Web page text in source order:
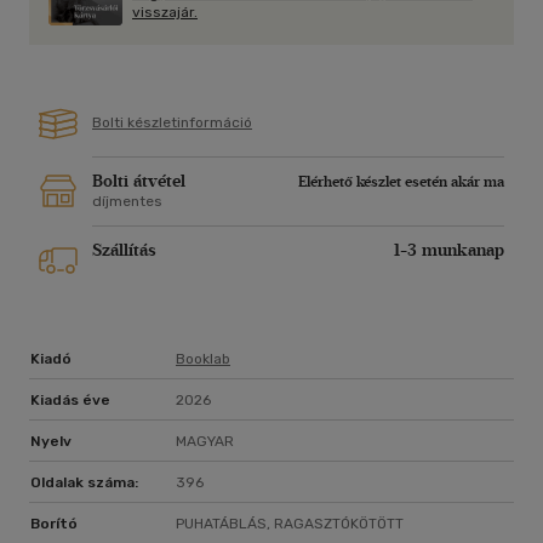
csodáit.
visszajár.
Bolti készletinformáció
Bolti átvétel
Elérhető készlet esetén akár ma
díjmentes
Szállítás 1-3 munkanap
Kiadó Booklab
Kiadás éve 2026
Nyelv MAGYAR
Oldalak száma: 396
Borító PUHATÁBLÁS, RAGASZTÓKÖTÖTT